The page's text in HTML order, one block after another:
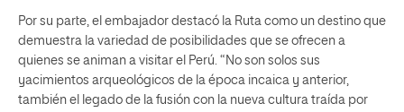
Por su parte, el embajador destacó la Ruta como un destino que
demuestra la variedad de posibilidades que se ofrecen a
quienes se animan a visitar el Perú. “No son solos sus
yacimientos arqueológicos de la época incaica y anterior,
también el legado de la fusión con la nueva cultura traída por